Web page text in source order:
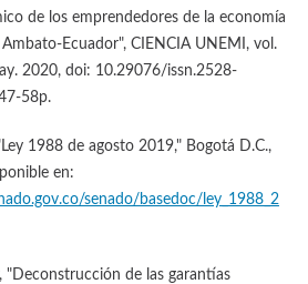
de los emprendedores de la economía
Ecuador", CIENCIA UNEMI, vol.
2020, doi: 10.29076/issn.2528-
58p.
1988 de agosto 2019," Bogotá D.C.,
en:
senado/basedoc/ley_1988_2
"Deconstrucción de las garantías